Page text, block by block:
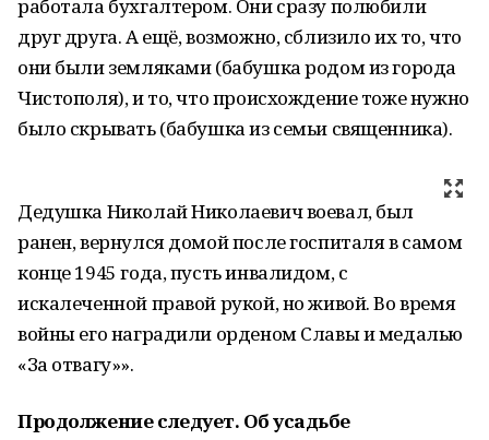
работала бухгалтером. Они сразу полюбили
друг друга. А ещё, возможно, сблизило их то, что
они были земляками (бабушка родом из города
Чистополя), и то, что происхождение тоже нужно
было скрывать (бабушка из семьи священника).
Дедушка Николай Николаевич воевал, был
ранен, вернулся домой после госпиталя в самом
конце 1945 года, пусть инвалидом, с
искалеченной правой рукой, но живой. Во время
войны его наградили орденом Славы и медалью
«За отвагу»».
Продолжение следует. Об усадьбе